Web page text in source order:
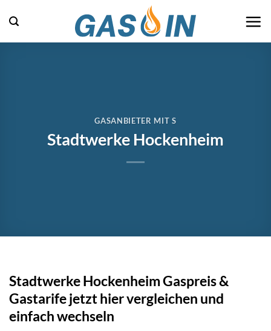
Inhalt
springen
GASANBIETER MIT S
Stadtwerke Hockenheim
Stadtwerke Hockenheim Gaspreis &
Gastarife jetzt hier vergleichen und
einfach wechseln